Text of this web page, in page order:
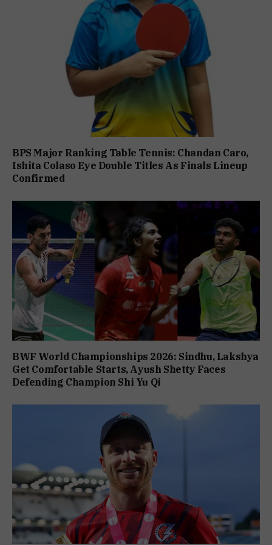
BPS Major Ranking Table Tennis: Chandan Caro,
Ishita Colaso Eye Double Titles As Finals Lineup
Confirmed
BWF World Championships 2026: Sindhu, Lakshya
Get Comfortable Starts, Ayush Shetty Faces
Defending Champion Shi Yu Qi